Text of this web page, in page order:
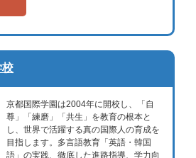
校
京都国際学園は2004年に開校し、「自
尊」「練磨」「共生」を教育の根本と
し、世界で活躍する真の国際人の育成を
目指します。多言語教育「英語・韓国
語」の実践、徹底した進路指導、学力向